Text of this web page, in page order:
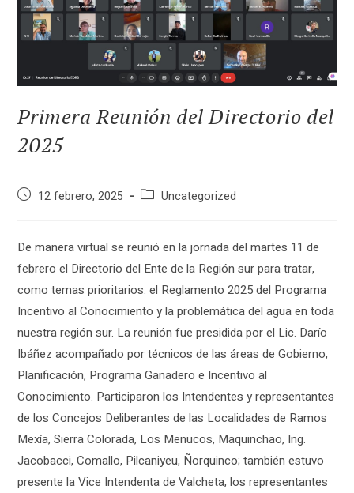
Primera Reunión del Directorio del
2025
Publicación
entrada:
12 febrero, 2025
Categoría
entrada:
Uncategorized
De manera virtual se reunió en la jornada del martes 11 de
febrero el Directorio del Ente de la Región sur para tratar,
como temas prioritarios: el Reglamento 2025 del Programa
Incentivo al Conocimiento y la problemática del agua en toda
nuestra región sur. La reunión fue presidida por el Lic. Darío
Ibáñez acompañado por técnicos de las áreas de Gobierno,
Planificación, Programa Ganadero e Incentivo al
Conocimiento. Participaron los Intendentes y representantes
de los Concejos Deliberantes de las Localidades de Ramos
Mexía, Sierra Colorada, Los Menucos, Maquinchao, Ing.
Jacobacci, Comallo, Pilcaniyeu, Ñorquinco; también estuvo
presente la Vice Intendenta de Valcheta, los representantes